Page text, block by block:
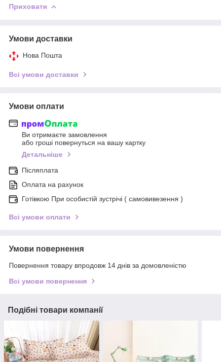
Приховати
Умови доставки
Нова Пошта
Всі умови доставки
Умови оплати
Ви отримаєте замовлення
або гроші повернуться на вашу картку
Детальніше
Післяплата
Оплата на рахунок
Готівкою При особистій зустрічі ( самовивезення )
Всі умови оплати
Умови повернення
Повернення товару впродовж 14 днів за домовленістю
Всі умови повернення
Подібні товари компанії